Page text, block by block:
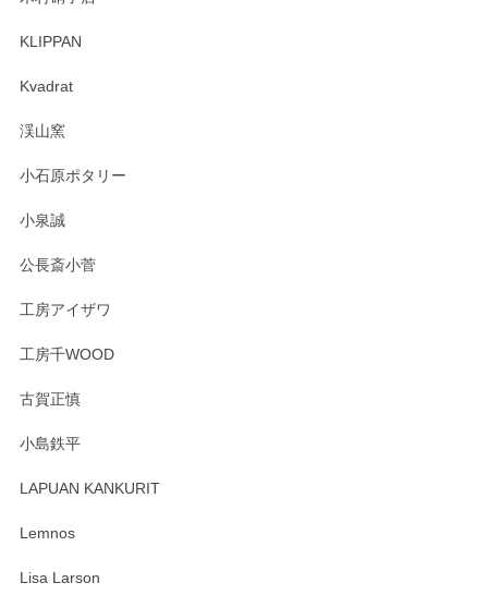
淡いグリーンのカラーがとても可愛いです❤️ ありがとうござ
す。 素敵な湯呑みでとても気に入りました。 発送も早く、
たm(_)m
KLIPPAN
Kvadrat
渓山窯
小石原ポタリー
小泉誠
公長斎小菅
工房アイザワ
工房千WOOD
古賀正慎
小島鉄平
LAPUAN KANKURIT
Lemnos
Lisa Larson